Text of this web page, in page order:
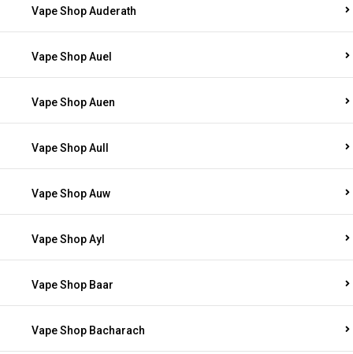
Vape Shop Auderath
Vape Shop Auel
Vape Shop Auen
Vape Shop Aull
Vape Shop Auw
Vape Shop Ayl
Vape Shop Baar
Vape Shop Bacharach